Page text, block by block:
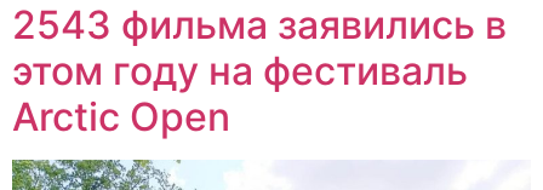
2543 фильма заявились в
этом году на фестиваль
Arctic Open